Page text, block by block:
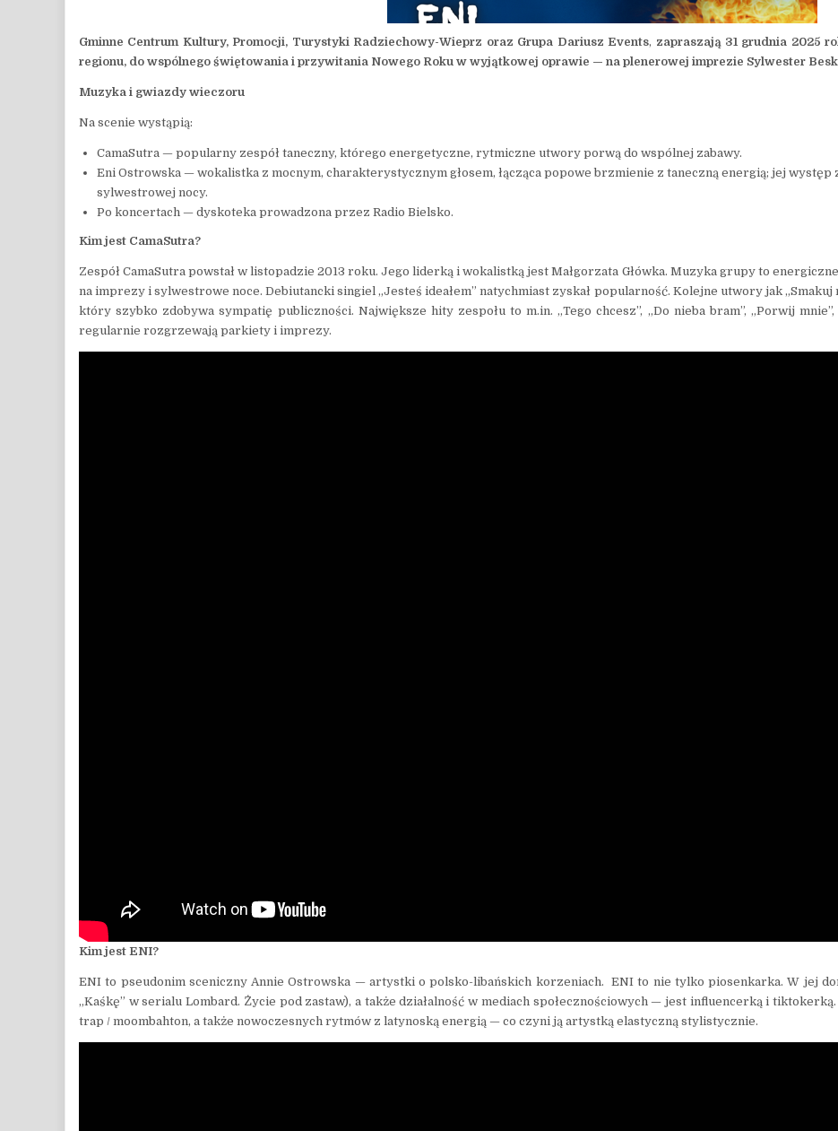
Gminne Centrum Kultury, Promocji, Turystyki Radziechowy-Wieprz oraz Grupa Dariusz Events, zapraszają 31 grudnia 2025
regionu, do wspólnego świętowania i przywitania Nowego Roku w wyjątkowej oprawie — na plenerowej imprezie Sylwester
Muzyka i gwiazdy wieczoru
Na scenie wystąpią:
CamaSutra — popularny zespół taneczny, którego energetyczne, rytmiczne utwory porwą do wspólnej zabawy.
Eni Ostrowska — wokalistka z mocnym, charakterystycznym głosem, łącząca popowe brzmienie z taneczną energią; jej
sylwestrowej nocy.
Po koncertach — dyskoteka prowadzona przez Radio Bielsko.
Kim jest CamaSutra?
Zespół CamaSutra powstał w listopadzie 2013 roku. Jego liderką i wokalistką jest Małgorzata Główka. Muzyka grupy to
na imprezy i sylwestrowe noce. Debiutancki singiel „Jesteś ideałem” natychmiast zyskał popularność. Kolejne utwory jak „Smakuj
który szybko zdobywa sympatię publiczności. Największe hity zespołu to m.in. „Tego chcesz”, „Do nieba bram”, „Porwij
regularnie rozgrzewają parkiety i imprezy.
Kim jest ENI?
ENI to pseudonim sceniczny Annie Ostrowska — artystki o polsko-libańskich korzeniach. ENI to nie tylko piosenkarka. W jej
„Kaśkę” w serialu Lombard. Życie pod zastaw), a także działalność w mediach społecznościowych — jest influencerką i
trap / moombahton, a także nowoczesnych rytmów z latynoską energią — co czyni ją artystką elastyczną stylistycznie.